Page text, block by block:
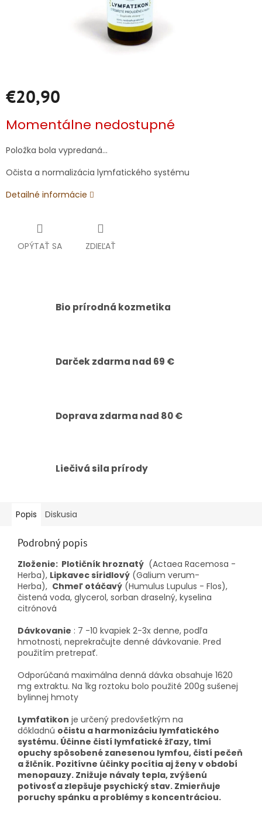
€20,90
cena:
Momentálne nedostupné
Položka bola vypredaná…
Očista a normalizácia lymfatického systému
Detailné informácie
OPÝTAŤ SA ZDIEĽAŤ
Bio prírodná kozmetika
Darček zdarma nad 69 €
Doprava zdarma nad 80 €
Liečivá sila prírody
Popis Diskusia
Podrobný popis
Zloženie: Plotičník hroznatý (Actaea Racemosa -
Herba), Lipkavec síridlový (Galium verum-
Herba), Chmeľ otáčavý (Humulus Lupulus - Flos),
čistená voda, glycerol, sorban draselný, kyselina
citrónová
Dávkovanie : 7 -10 kvapiek 2-3x denne, podľa
hmotnosti, neprekračujte denné dávkovanie. Pred
použitím pretrepať.
Odporúčaná maximálna denná dávka obsahuje 1620
mg extraktu. Na 1kg roztoku bolo použité 200g sušenej
bylinnej hmoty
Lymfatikon je určený predovšetkým na
dôkladnú očistu a harmonizáciu lymfatického
systému. Účinne čistí lymfatické žľazy, tlmí
opuchy spôsobené zanesenou lymfou, čistí pečeň
a žlčník. Pozitívne účinky pocítia aj ženy v období
menopauzy. Znižuje návaly tepla, zvýšenú
potivosť a zlepšuje psychický stav. Zmierňuje
poruchy spánku a problémy s koncentráciou.